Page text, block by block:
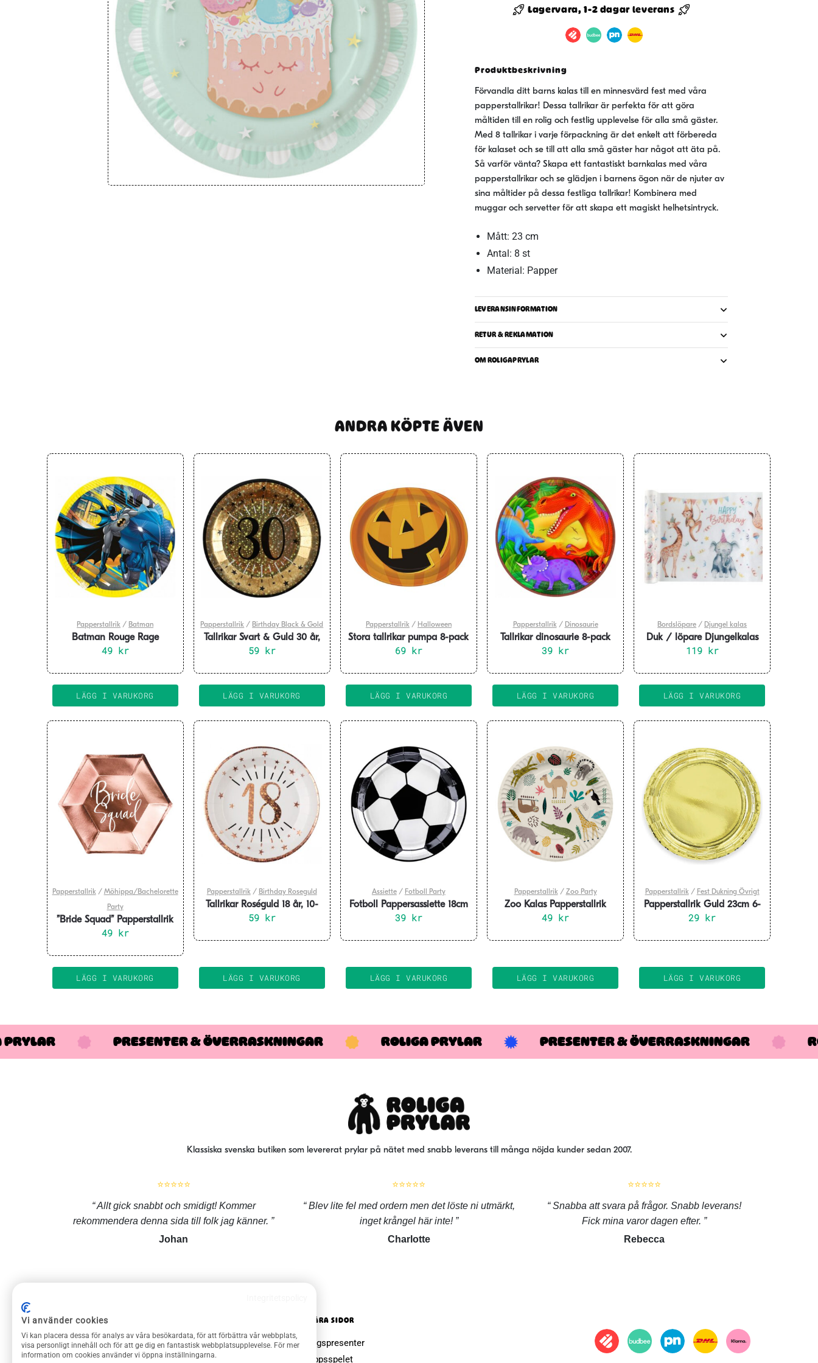
Cake"
23cm
mängd
Lagervara, 1-2 dagar leverans
Produktbeskrivning
Förvandla ditt barns kalas till en minnesvärd fest med våra
papperstallrikar! Dessa tallrikar är perfekta för att göra
måltiden till en rolig och festlig upplevelse för alla små gäster.
Med 8 tallrikar i varje förpackning är det enkelt att förbereda
för kalaset och se till att alla små gäster har något att äta på.
Så varför vänta? Skapa ett fantastiskt barnkalas med våra
papperstallrikar och se glädjen i barnens ögon när de njuter av
sina måltider på dessa festliga tallrikar! Kombinera med
muggar och servetter för att skapa ett magiskt helhetsintryck.
Mått: 23 cm
Antal: 8 st
Material: Papper
LEVERANSINFORMATION
RETUR & REKLAMATION
OM ROLIGAPRYLAR
ANDRA KÖPTE ÄVEN
Papperstallrik / Batman
Batman Rouge Rage
Papperstallrikar 8-pack
49 kr
LÄGG I VARUKORG
Papperstallrik / Birthday Black & Gold
Tallrikar Svart & Guld 30 år,
10-pack
59 kr
LÄGG I VARUKORG
Papperstallrik/ Halloween
Stora tallrikar pumpa 8-pack
69 kr
LÄGG I VARUKORG
Papperstallrik/ Dinosaurie
Tallrikar dinosaurie 8-pack
39 kr
LÄGG I VARUKORG
Bordslöpare / Djungel kalas
Duk / löpare Djungelkalas
30×500 cm
119 kr
LÄGG I VARUKORG
Papperstallrik/ Möhippa/Bachelorette
Party
”Bride Squad” Papperstallrik
6-pack
49 kr
LÄGG I VARUKORG
Papperstallrik/ Birthday Roseguld
Tallrikar Roséguld 18 år, 10-
pack
59 kr
LÄGG I VARUKORG
Assiette/ Fotboll Party
Fotboll Pappersassiette 18cm
6-pack
39 kr
LÄGG I VARUKORG
Papperstallrik/ Zoo Party
Zoo Kalas Papperstallrik
23cm 8-pack
49 kr
LÄGG I VARUKORG
Papperstallrik/ Fest Dukning Övrigt
Papperstallrik Guld 23cm 6-
pack
29 kr
LÄGG I VARUKORG
PRYLAR PRESENTER & ÖVERRASKNINGAR ROLIGA PRYLAR PRESENTER & ÖVERRASKNINGAR
Klassiska svenska butiken som levererat prylar på nätet med snabb leverans till många nöjda kunder sedan 2007.
⭐⭐⭐⭐⭐
Allt gick snabbt och smidigt! Kommer
rekommendera denna sida till folk jag känner.
Johan
⭐⭐⭐⭐⭐
Blev lite fel med ordern men det löste ni utmärkt,
inget krångel här inte!
Charlotte
⭐⭐⭐⭐⭐
Snabba att svara på frågor. Snabb leverans!
Fick mina varor dagen efter.
Rebecca
ROLIGAPRYLAR KUNDSERVICE
Om Roliga prylar
Kontakta oss
POPULÄRA SIDOR
Farsdagspresenter
Julklappsspelet
Vi använder cookies
Vi kan placera dessa för analys av våra besökardata, för att förbättra vår webbplats,
visa personligt innehåll och för att ge dig en fantastisk webbplatsupplevelse. För mer
information om cookies använder vi öppna inställningarna.